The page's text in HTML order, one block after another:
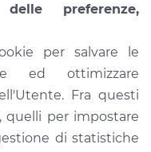
preferenze,
per salvare le
ed ottimizzare
Fra questi
quelli per impostare
di statistiche